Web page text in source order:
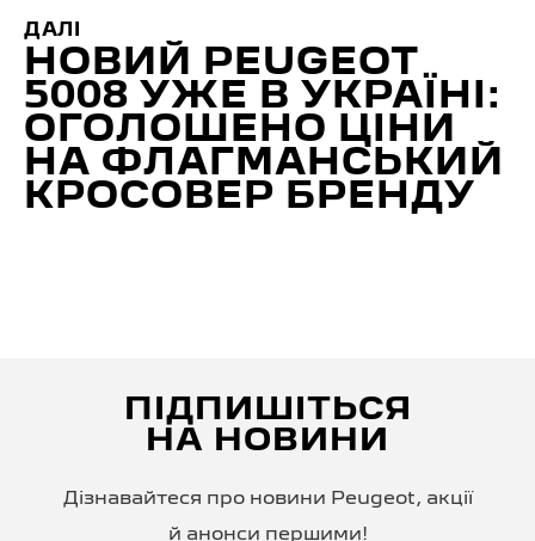
ДАЛІ
НОВИЙ PEUGEOT
5008 УЖЕ В УКРАЇНІ:
ОГОЛОШЕНО ЦІНИ
НА ФЛАГМАНСЬКИЙ
КРОСОВЕР БРЕНДУ
ПІДПИШІТЬСЯ
НА НОВИНИ
Дізнавайтеся про новини Peugeot, акції
й анонси першими!